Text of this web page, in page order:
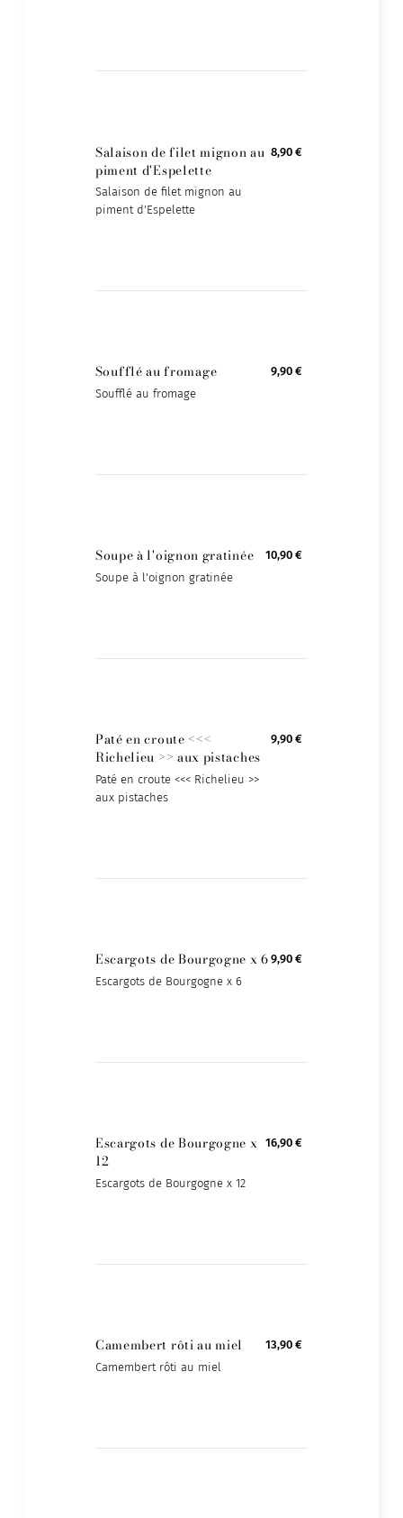
Salaison de filet mignon au
piment d'Espelette
Salaison de filet mignon au
piment d'Espelette
8,90 €
Soufflé au fromage
Soufflé au fromage
9,90 €
Soupe à l'oignon gratinée
Soupe à l'oignon gratinée
10,90 €
Paté en croute <<<
Richelieu >> aux pistaches
Paté en croute <<< Richelieu >>
aux pistaches
9,90 €
Escargots de Bourgogne x 6
Escargots de Bourgogne x 6
9,90 €
Escargots de Bourgogne x
12
Escargots de Bourgogne x 12
16,90 €
Camembert rôti au miel
Camembert rôti au miel
13,90 €